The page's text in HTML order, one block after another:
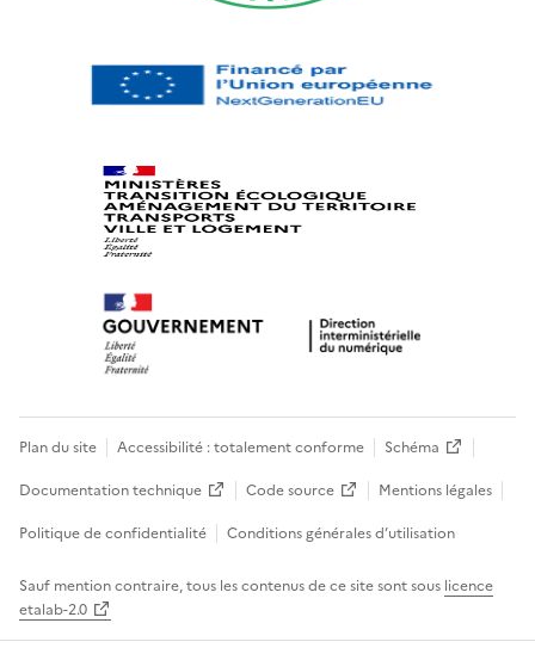
Plan du site Accessibilité : totalement conforme
Schéma
Documentation technique
Code source
Mentions légales
Politique de confidentialité
Conditions générales d’utilisation
Sauf mention contraire, tous les contenus de ce site sont sous licence
etalab-2.0